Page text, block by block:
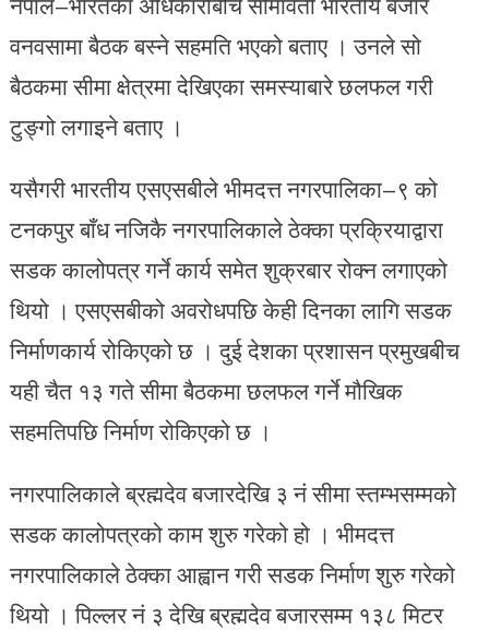
वनवसामा बैठक बस्ने सहमति भएको बताए । उनले सो
बैठकमा सीमा क्षेत्रमा देखिएका समस्याबारे छलफल गरी
टुङ्गो लगाइने बताए ।
यसैगरी भारतीय एसएसबीले भीमदत्त नगरपालिका–९ को
टनकपुर बाँध नजिकै नगरपालिकाले ठेक्का प्रक्रियाद्वारा
सडक कालोपत्र गर्ने कार्य समेत शुक्रबार रोक्न लगाएको
थियो । एसएसबीको अवरोधपछि केही दिनका लागि सडक
निर्माणकार्य रोकिएको छ । दुई देशका प्रशासन प्रमुखबीच
यही चैत १३ गते सीमा बैठकमा छलफल गर्ने मौखिक
सहमतिपछि निर्माण रोकिएको छ ।
नगरपालिकाले ब्रह्मदेव बजारदेखि ३ नं सीमा स्तम्भसम्मको
सडक कालोपत्रको काम शुरु गरेको हो । भीमदत्त
नगरपालिकाले ठेक्का आह्वान गरी सडक निर्माण शुरु गरेको
थियो । पिल्लर नं ३ देखि ब्रह्मदेव बजारसम्म १३८ मिटर